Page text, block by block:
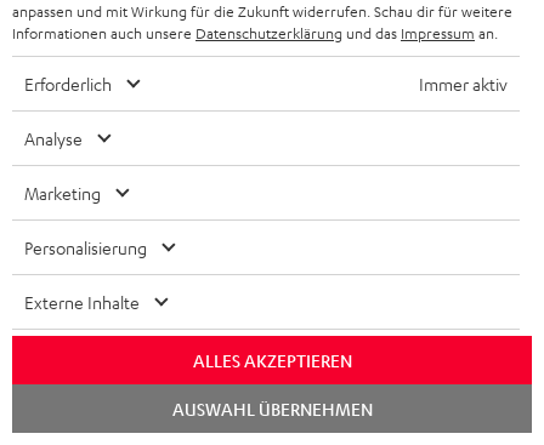
Teufel Blog
Audio-Technologien, HiFi-Trends, Tipps & Tricks
Teufel Support
Häufige Fragen
anpassen und mit Wirkung für die Zukunft widerrufen. Schau dir für weitere
Informationen auch unsere Datenschutzerklärung und das Impressum an.
Erforderlich Immer aktiv
Analyse
Marketing
Personalisierung
Externe Inhalte
ALLES AKZEPTIEREN
AUSWAHL ÜBERNEHMEN